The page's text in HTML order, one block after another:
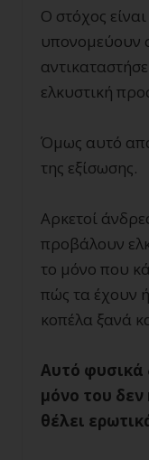
Ο στόχος
υπονομεύουν
ελκυστική
Όμως αυτό
της εξίσωσης.
Αρκετοί
προβάλουν
το μόνο που
πώς τα έχουν
κοπέλα ξανά
Αυτό φυσικά
μόνο του δεν
θέλει